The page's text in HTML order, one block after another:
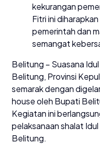
kekurangan
Fitri ini
pemerintah dan
semangat
Belitung – Suasana
Belitung, Provinsi
semarak dengan
house oleh Bupati
Kegiatan ini
pelaksanaan shalat
Belitung.